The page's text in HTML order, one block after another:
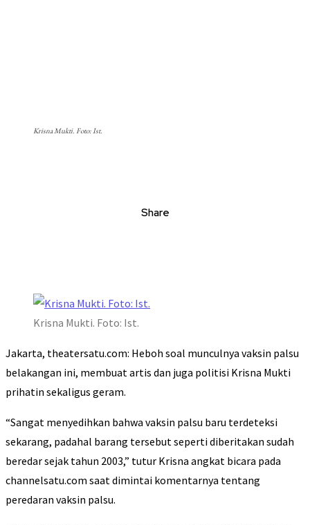
Krisna Mukti. Foto: Ist.
Share
Krisna Mukti. Foto: Ist.
Jakarta, theatersatu.com: Heboh soal munculnya vaksin palsu
belakangan ini, membuat artis dan juga politisi Krisna Mukti
prihatin sekaligus geram.
“Sangat menyedihkan bahwa vaksin palsu baru terdeteksi
sekarang, padahal barang tersebut seperti diberitakan sudah
beredar sejak tahun 2003,” tutur Krisna angkat bicara pada
channelsatu.com saat dimintai komentarnya tentang
peredaran vaksin palsu.